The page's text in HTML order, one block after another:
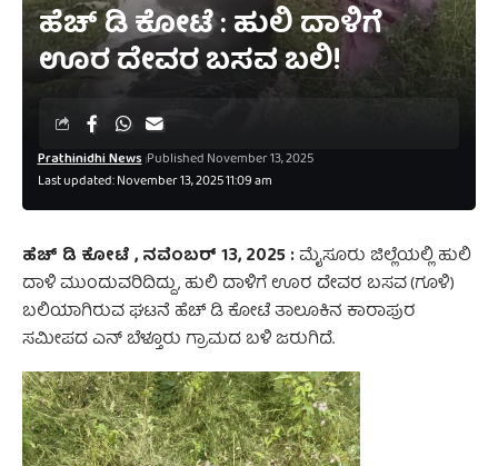
ಹೆಚ್‌ ಡಿ ಕೋಟೆ : ಹುಲಿ ದಾಳಿಗೆ
ಊರ ದೇವರ ಬಸವ ಬಲಿ!
Last updated: November 13, 2025 11:09 am
Prathinidhi News Published November 13, 2025
ಹೆಚ್ ಡಿ ಕೋಟೆ , ನವೆಂಬರ್‌ 13, 2025 : ಮೈಸೂರು ಜಿಲ್ಲೆಯಲ್ಲಿ ಹುಲಿ
ದಾಳಿ ಮುಂದುವರಿದಿದ್ದು, ಹುಲಿ ದಾಳಿಗೆ ಊರ ದೇವರ ಬಸವ (ಗೂಳಿ)
ಬಲಿಯಾಗಿರುವ ಘಟನೆ ಹೆಚ್ ಡಿ ಕೋಟೆ ತಾಲೂಕಿನ ಕಾರಾಪುರ
ಸಮೀಪದ ಎನ್ ಬೆಳ್ತೂರು ಗ್ರಾಮದ ಬಳಿ ಜರುಗಿದೆ.